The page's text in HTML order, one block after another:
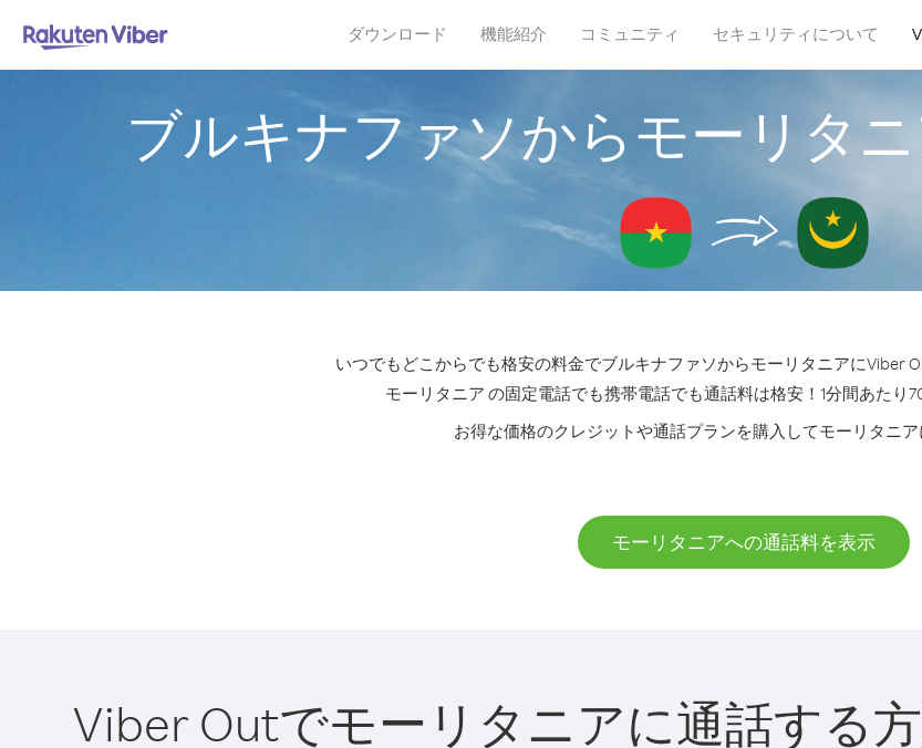
ダウンロード 機能紹介 コミュニティ セキュリティについて
ブルキナファソからモーリタ
いつでもどこからでも格安の料金でブルキナファソからモーリタニアにViber
モーリタニア の固定電話でも携帯電話でも通話料は格安！1分間あたり
お得な価格のクレジットや通話プランを購入してモーリタニア
モーリタニアへの通話料を表示
Viber Outでモーリタニアに通話する